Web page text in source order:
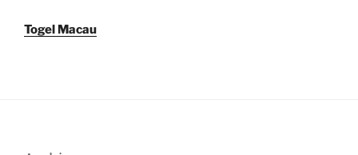
Togel Macau